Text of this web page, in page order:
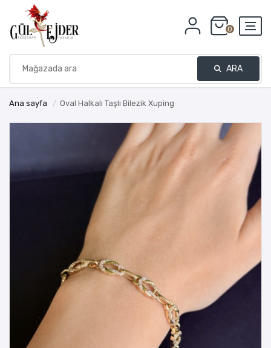
0
ARA
Ana sayfa / Oval Halkalı Taşlı Bilezik Xuping